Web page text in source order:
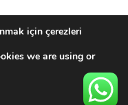
için çerezleri
we are using or